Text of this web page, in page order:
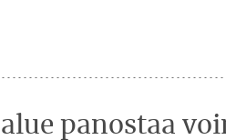
­panostaa